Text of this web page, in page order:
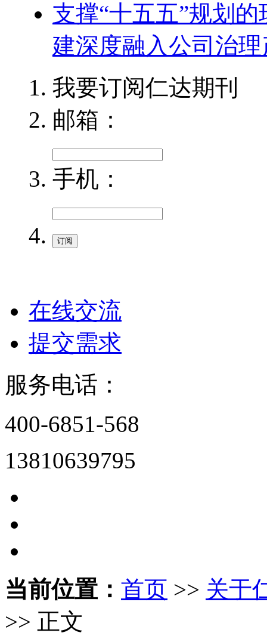
支撑“十五五”规划
建深度融入公司治
我要订阅仁达期刊
邮箱：
手机：
在线交流
提交需求
服务电话：
400-6851-568
13810639795
当前位置： 首页 >> 关于
>> 正文